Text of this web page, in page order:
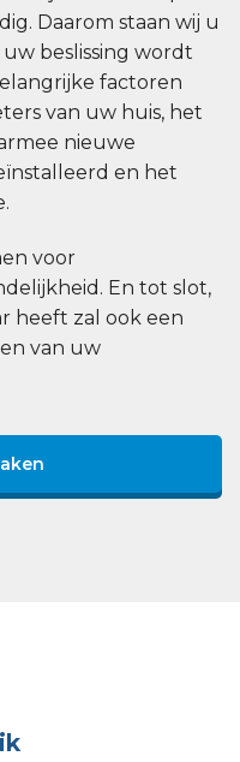
Daarom staan wij u
beslissing wordt
factoren
van uw huis, het
nieuwe
en het
voor
En tot slot,
heeft zal ook een
van uw